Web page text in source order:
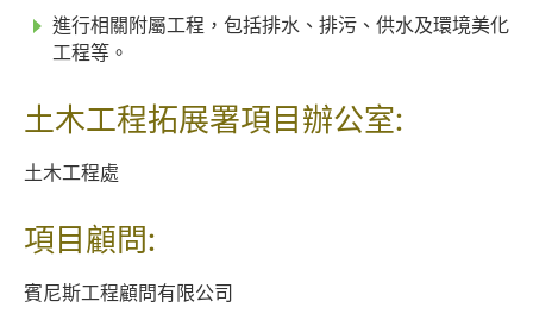
進行相關附屬工程，包括排水、排污、供水及環境美化
工程等。
土木工程拓展署項目辦公室:
土木工程處
項目顧問:
賓尼斯工程顧問有限公司